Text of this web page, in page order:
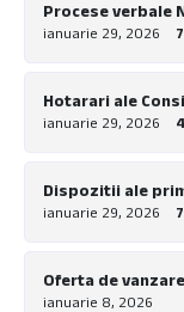
Procese verbale
ianuarie 29, 2026
Hotarari ale
ianuarie 29, 2026
Dispozitii ale
ianuarie 29, 2026
Oferta de
ianuarie 8, 2026